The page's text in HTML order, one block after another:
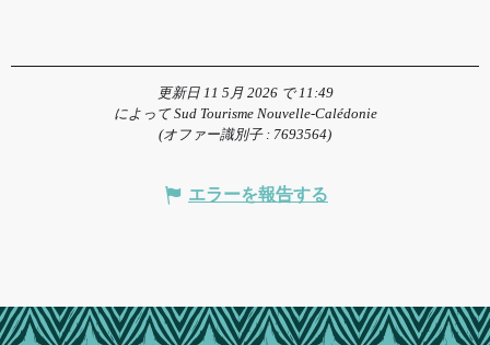
更新日 11 5月 2026 で 11:49
によって Sud Tourisme Nouvelle-Calédonie
(オファー識別子 : 7693564)
エラーを報告する